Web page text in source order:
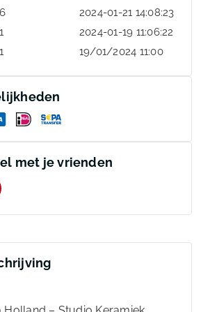
6
2024-01-21 14:08:23
1
2024-01-19 11:06:22
1 19/01/2024 11:00
met je vrienden